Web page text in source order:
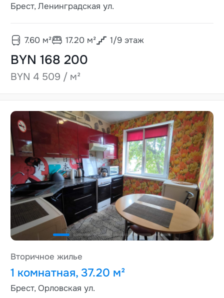
Брест, Ленинградская ул.
7.60м² 17.20м² 1/9этаж
BYN 168 200
BYN 4 509 / м²
Вторичное жилье
1 комнатная, 37.20 м²
Брест, Орловская ул.